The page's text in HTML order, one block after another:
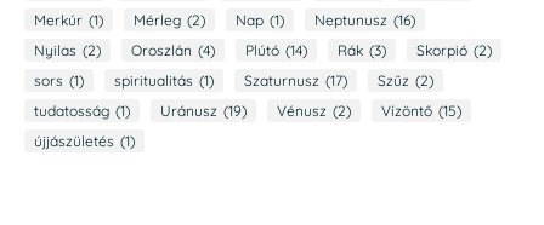
Merkúr (1) Mérleg (2) Nap (1) Neptunusz (16)
Nyilas (2) Oroszlán (4) Plútó (14) Rák (3) Skorpió (2)
sors (1) spiritualitás (1) Szaturnusz (17) Szűz (2)
tudatosság (1) Uránusz (19) Vénusz (2) Vízöntő (15)
újjászületés (1)